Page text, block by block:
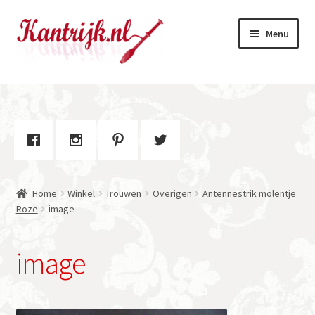
Ga
door
Ga
naar
Menu
Contact
Home Winkel Trouwen Overigen
Antennestrik molentje
Roze
image
image